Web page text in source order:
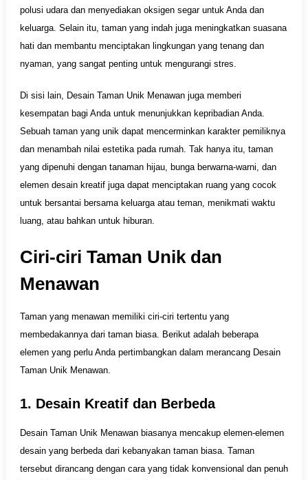
polusi udara dan menyediakan oksigen segar untuk Anda dan
keluarga. Selain itu, taman yang indah juga meningkatkan suasana
hati dan membantu menciptakan lingkungan yang tenang dan
nyaman, yang sangat penting untuk mengurangi stres.
Di sisi lain, Desain Taman Unik Menawan juga memberi
kesempatan bagi Anda untuk menunjukkan kepribadian Anda.
Sebuah taman yang unik dapat mencerminkan karakter pemiliknya
dan menambah nilai estetika pada rumah. Tak hanya itu, taman
yang dipenuhi dengan tanaman hijau, bunga berwarna-warni, dan
elemen desain kreatif juga dapat menciptakan ruang yang cocok
untuk bersantai bersama keluarga atau teman, menikmati waktu
luang, atau bahkan untuk hiburan.
Ciri-ciri Taman Unik dan
Menawan
Taman yang menawan memiliki ciri-ciri tertentu yang
membedakannya dari taman biasa. Berikut adalah beberapa
elemen yang perlu Anda pertimbangkan dalam merancang Desain
Taman Unik Menawan.
1. Desain Kreatif dan Berbeda
Desain Taman Unik Menawan biasanya mencakup elemen-elemen
desain yang berbeda dari kebanyakan taman biasa. Taman
tersebut dirancang dengan cara yang tidak konvensional dan penuh